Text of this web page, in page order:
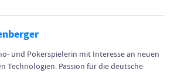
und Pokerspielerin mit Interesse an neuen
Technologien. Passion für die deutsche